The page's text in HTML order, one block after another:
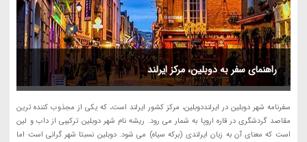
راهنمای سفر به دوبلین، مرکز ایرلند
سفرنامه شهر دوبلین در ایرلنددوبلین، مرکز کشور ایرلند است، که یکی از مجذوب کننده ترین
مقاصد گردشگری در قاره اروپا به شمار می رود. ریشه نام شهر دوبلین ترکیبی از داب و لین
است که معنای آن به زبان ایرلندی (برکه سیاه) می شود. دوبلین نسبتا شهر گرانی است اما